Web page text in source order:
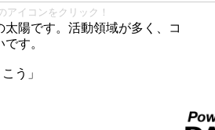
アイコンをクリック！
太陽です。活動領域が多く、コ
す。
う」